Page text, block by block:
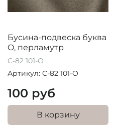
Бусина-подвеска буква
O, перламутр
C-82 101-O
Артикул: C-82 101-O
100 руб
В корзину